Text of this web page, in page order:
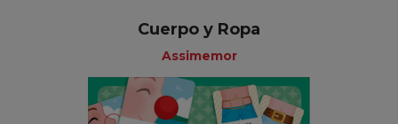
Cuerpo y Ropa
Assimemor